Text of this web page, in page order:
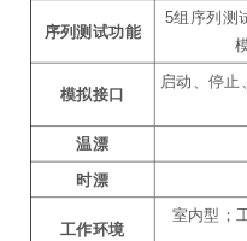
序列测试功能
5组序列测
模拟接口
启动、停止
温漂
时漂
工作环境
室内型；